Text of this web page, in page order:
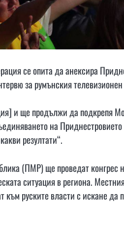
се опита да анексира
за румънския
и ще продължи да подкрепя
на
резултати“.
(ПМР) ще проведат конгрес
ситуация в региона.
руските власти с искане да